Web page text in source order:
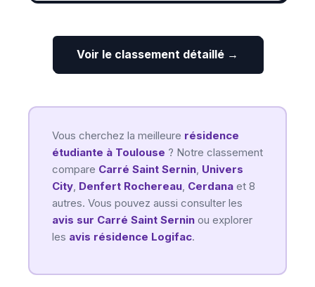
Voir le classement détaillé →
Vous cherchez la meilleure résidence
étudiante à Toulouse ? Notre classement
compare Carré Saint Sernin, Univers
City, Denfert Rochereau, Cerdana et 8
autres. Vous pouvez aussi consulter les
avis sur Carré Saint Sernin ou explorer
les avis résidence Logifac.